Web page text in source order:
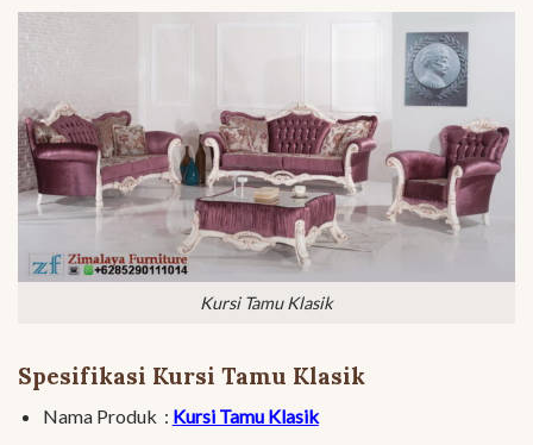
Kursi Tamu Klasik
Spesifikasi Kursi Tamu Klasik
Nama Produk : Kursi Tamu Klasik